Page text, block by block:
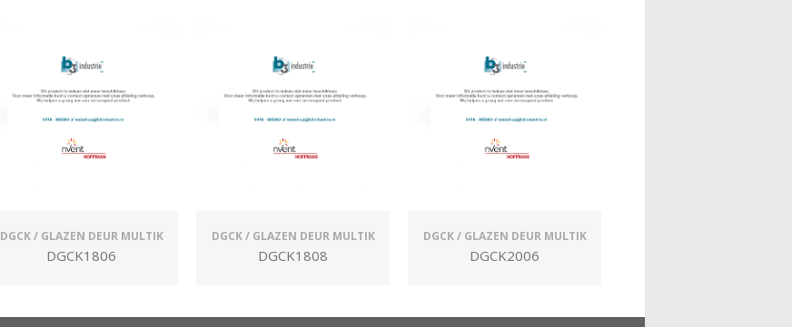
DGCK / GLAZEN DEUR MULTIK
DGCK1806
DGCK / GLAZEN DEUR MULTIK
DGCK1808
DGCK / GLAZEN DEUR MULTIK
DGCK2006